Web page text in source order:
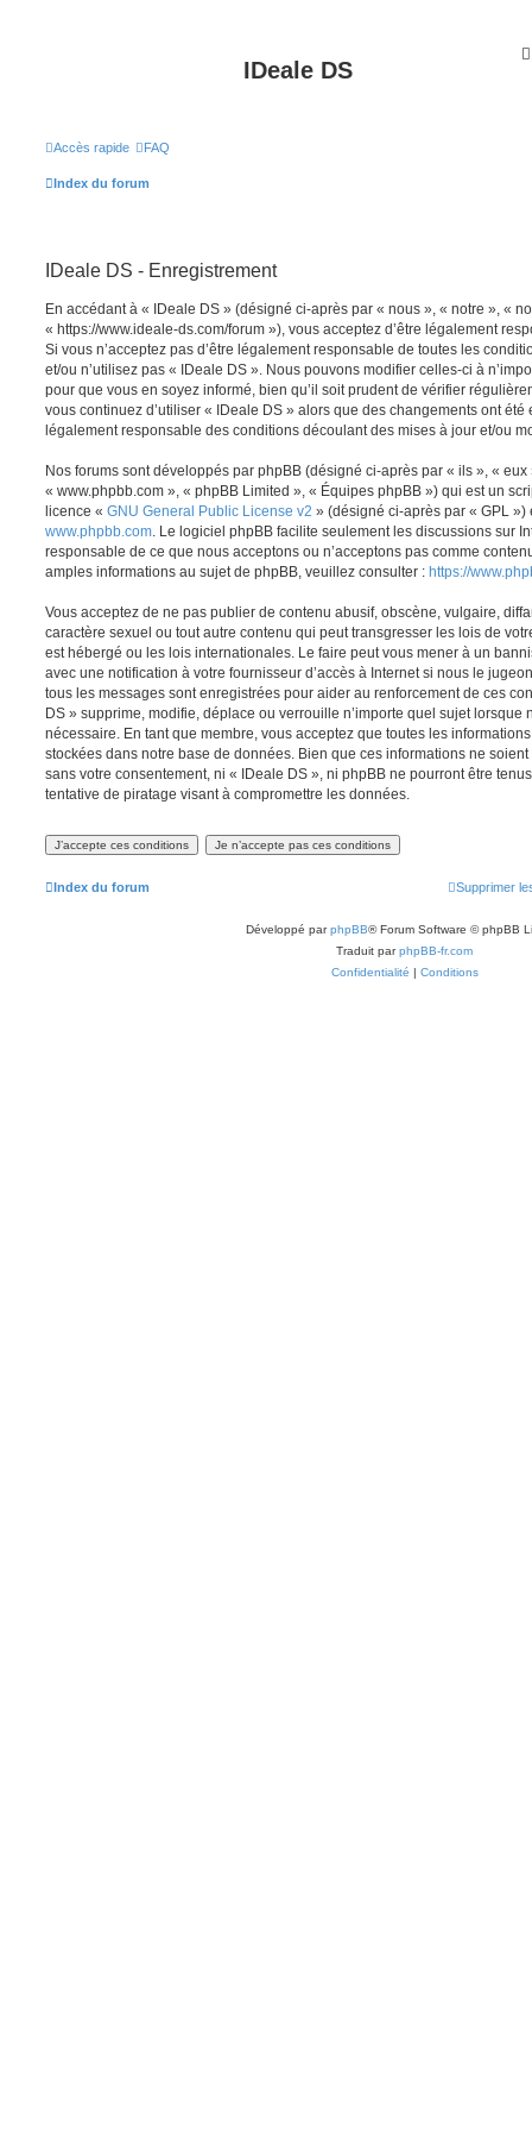
IDeale DS
Accès rapide FAQ
Index du forum
IDeale DS - Enregistrement
En accédant à « IDeale DS » (désigné ci-après par « nous », « notre », «
« https://www.ideale-ds.com/forum »), vous acceptez d’être légalement
Si vous n’acceptez pas d’être légalement responsable de toutes les
et/ou n’utilisez pas « IDeale DS ». Nous pouvons modifier celles-ci à
pour que vous en soyez informé, bien qu’il soit prudent de vérifier
vous continuez d’utiliser « IDeale DS » alors que des changements ont été
légalement responsable des conditions découlant des mises à jour et/ou
Nos forums sont développés par phpBB (désigné ci-après par « ils », «
« www.phpbb.com », « phpBB Limited », « Équipes phpBB ») qui est un
licence « GNU General Public License v2 » (désigné ci-après par « GPL
www.phpbb.com . Le logiciel phpBB facilite seulement les discussions sur
responsable de ce que nous acceptons ou n’acceptons pas comme
amples informations au sujet de phpBB, veuillez consulter : https://
Vous acceptez de ne pas publier de contenu abusif, obscène, vulgaire,
caractère sexuel ou tout autre contenu qui peut transgresser les lois de
est hébergé ou les lois internationales. Le faire peut vous mener à un
avec une notification à votre fournisseur d’accès à Internet si nous le
tous les messages sont enregistrées pour aider au renforcement de ces
DS » supprime, modifie, déplace ou verrouille n’importe quel sujet lorsque
nécessaire. En tant que membre, vous acceptez que toutes les
stockées dans notre base de données. Bien que ces informations ne
sans votre consentement, ni « IDeale DS », ni phpBB ne pourront être
tentative de piratage visant à compromettre les données.
Index du forum Supprimer
Développé parphpBB® Forum Software © phpBB
Traduit parphpBB-fr.com
Confidentialité | Conditions